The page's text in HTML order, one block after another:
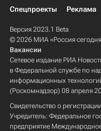
Спецпроекты
Реклама
Версия 2023.1 Beta
© 2026 МИА «Россия
Вакансии
Сетевое издание РИА
в Федеральной службе по
информационных
(Роскомнадзор) 08 апреля
Свидетельство о
Учредитель: Федеральное
предприятие